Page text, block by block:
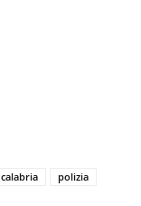
calabria
polizia